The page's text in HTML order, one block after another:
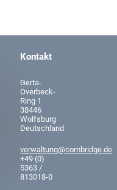
Kontakt
Gerta-
Overbeck-
Ring 1
38446
Wolfsburg
Deutschland
verwaltung@combridge.de
+49 (0)
5363 /
813018-0